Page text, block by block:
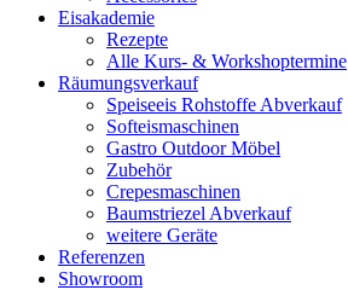
Eisakademie
Rezepte
Alle Kurs- & Workshoptermine
Räumungsverkauf
Speiseeis Rohstoffe Abverkauf
Softeismaschinen
Gastro Outdoor Möbel
Zubehör
Crepesmaschinen
Baumstriezel Abverkauf
weitere Geräte
Referenzen
Showroom